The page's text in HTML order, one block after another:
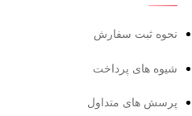
نحوه ثبت سفارش
شیوه های پرداخت
پرسش های متداول